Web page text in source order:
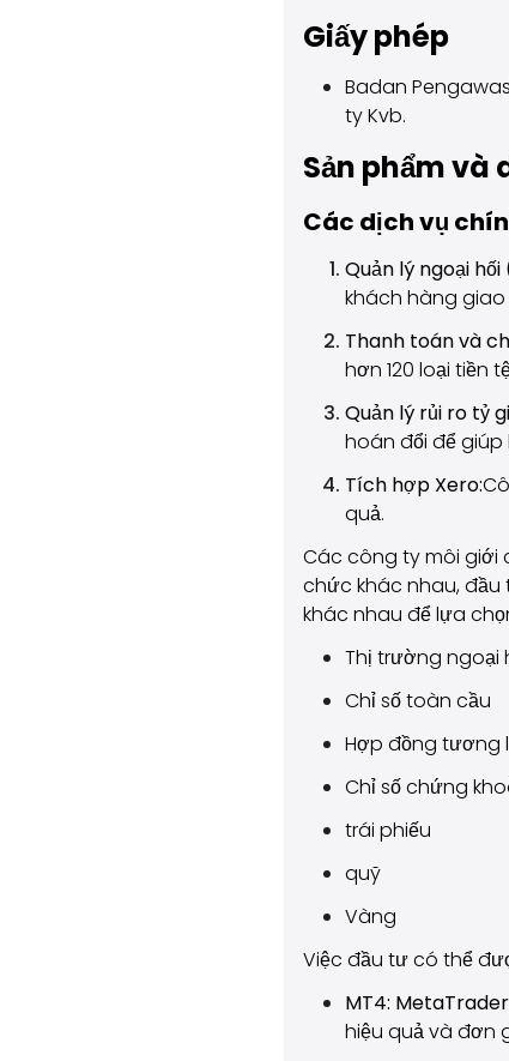
Giấy phép
Badan
ty Kvb.
Sản phẩm và
Các dịch vụ
Quản lý ngoại
khách hàng
Thanh toán và
hơn 120 loại tiền
Quản lý rủi ro tỷ
hoán đổi để giúp
Tích hợp Xero:
quả.
Các công ty môi giới
chức khác nhau, đầu
khác nhau để lựa
Thị trường ngoại
Chỉ số toàn cầu
Hợp đồng tương
Chỉ số chứng
trái phiếu
quỹ
Vàng
Việc đầu tư có thể
MT4:
hiệu quả và đơn